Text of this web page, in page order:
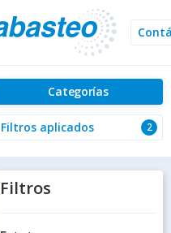
Categorías
2
Filtros aplicados
Filtros